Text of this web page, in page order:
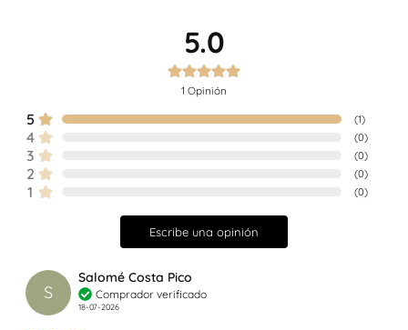
5.0
1 Opinión
5 (1)
4 (0)
3 (0)
2 (0)
1 (0)
Escribe una opinión
S
Salomé Costa Pico
Comprador verificado
18-07-2026